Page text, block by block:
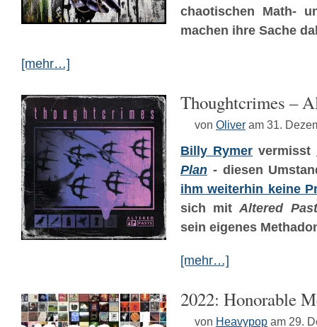
chaotischen Math-
machen ihre Sache
[mehr…]
Thoughtcrimes –
von Oliver am 31.
Billy Rymer vermisst
Plan - diesen
ihm weiterhin keine
sich mitAltered Past
sein eigenes
[mehr…]
2022: Honorable
von Heavypop am 29.